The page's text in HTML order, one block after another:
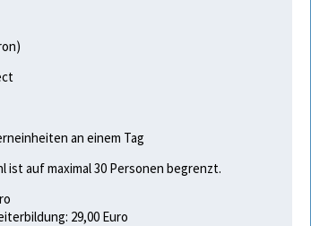
an einem Tag
ist auf maximal 30 Personen begrenzt.
29,00 Euro